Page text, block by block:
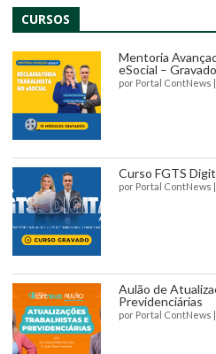
CURSOS
Mentoria
eSocial – Gravado
por Portal ContNews
Curso FGTS
por Portal ContNews
Aulão de
Previdenciárias
por Portal ContNews